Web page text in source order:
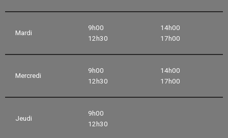
Mardi
9h00
12h30
14h00
17h00
Mercredi
9h00
12h30
14h00
17h00
Jeudi
9h00
12h30